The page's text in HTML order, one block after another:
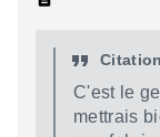
C'est le
mettrais